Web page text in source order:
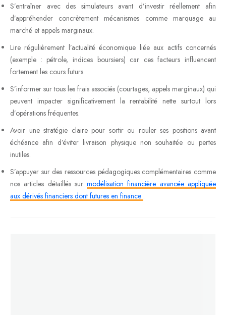
S’entraîner avec des simulateurs avant d’investir réellement afin
d’appréhender concrètement mécanismes comme marquage au
marché et appels marginaux.
Lire régulièrement l’actualité économique liée aux actifs concernés
(exemple : pétrole, indices boursiers) car ces facteurs influencent
fortement les cours futurs.
S’informer sur tous les frais associés (courtages, appels marginaux) qui
peuvent impacter significativement la rentabilité nette surtout lors
d’opérations fréquentes.
Avoir une stratégie claire pour sortir ou rouler ses positions avant
échéance afin d’éviter livraison physique non souhaitée ou pertes
inutiles.
S’appuyer sur des ressources pédagogiques complémentaires comme
nos articles détaillés surmodélisation financière avancée appliquée
aux dérivés financiers dont futures en finance .